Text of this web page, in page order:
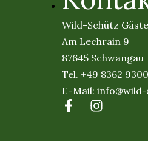
Wild-Schütz
Am Lechrain 9
87645 Schwangau
Tel. +49 8362
E-Mail: